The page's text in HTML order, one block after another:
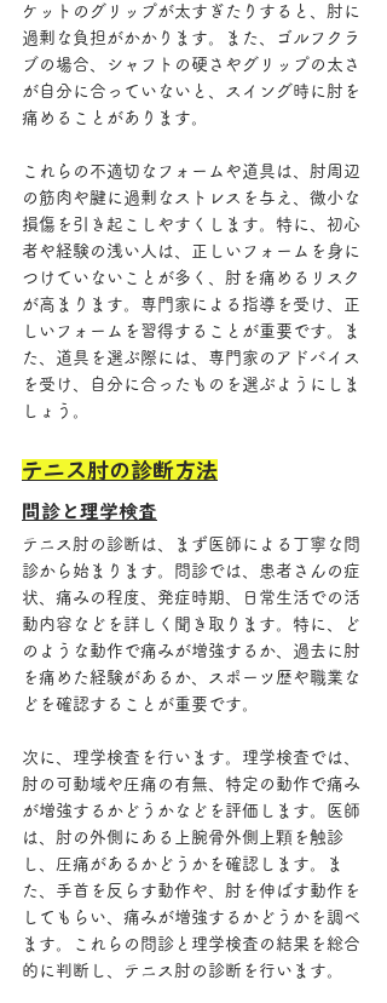
ケットのグリップが太すぎたりすると、肘に
過剰な負担がかかります。また、ゴルフクラ
ブの場合、シャフトの硬さやグリップの太さ
が自分に合っていないと、スイング時に肘を
痛めることがあります。
これらの不適切なフォームや道具は、肘周辺
の筋肉や腱に過剰なストレスを与え、微小な
損傷を引き起こしやすくします。特に、初心
者や経験の浅い人は、正しいフォームを身に
つけていないことが多く、肘を痛めるリスク
が高まります。専門家による指導を受け、正
しいフォームを習得することが重要です。ま
た、道具を選ぶ際には、専門家のアドバイス
を受け、自分に合ったものを選ぶようにしま
しょう。
テニス肘の診断方法
問診と理学検査
テニス肘の診断は、まず医師による丁寧な問
診から始まります。問診では、患者さんの症
状、痛みの程度、発症時期、日常生活での活
動内容などを詳しく聞き取ります。特に、ど
のような動作で痛みが増強するか、過去に肘
を痛めた経験があるか、スポーツ歴や職業な
どを確認することが重要です。
次に、理学検査を行います。理学検査では、
肘の可動域や圧痛の有無、特定の動作で痛み
が増強するかどうかなどを評価します。医師
は、肘の外側にある上腕骨外側上顆を触診
し、圧痛があるかどうかを確認します。ま
た、手首を反らす動作や、肘を伸ばす動作を
してもらい、痛みが増強するかどうかを調べ
ます。これらの問診と理学検査の結果を総合
的に判断し、テニス肘の診断を行います。